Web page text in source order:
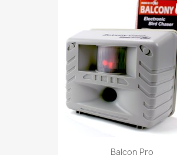
Balcon Pro